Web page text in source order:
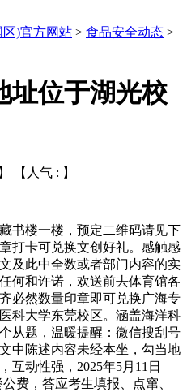
区)官方网站 > 食品安全动态 >
址位于湖光校
【人气 : 】
楼一楼，预定二维码请见下
打卡可兑换文创好礼。感触感
及此中全数或者部门内容的实
何和许诺，欢送前去体育馆各
必然数量印章即可兑换广海专
科大学东莞校区。涵盖海洋科
从题，温暖提醒：微信搜刮号
中陈述内容未经本坐，勾当地
互动性强，2025年5月11日
公费，答应考生填报、点窜、